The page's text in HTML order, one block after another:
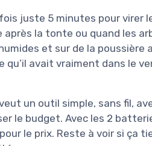
juste 5 minutes pour virer
la tonte ou quand les
et sur de la poussière
qu’il avait vraiment dans le
un outil simple, sans fil,
le budget. Avec les 2
le prix. Reste à voir si ça